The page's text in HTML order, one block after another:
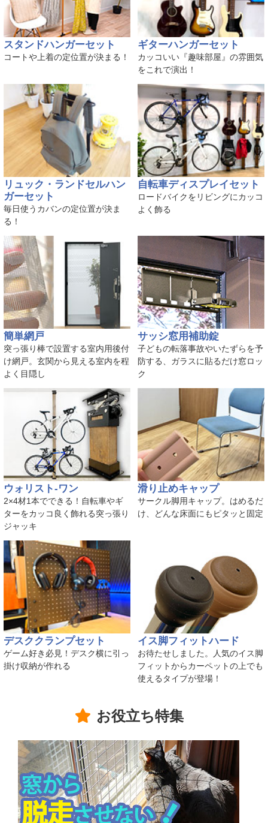
スタンドハンガーセット
コートや上着の定位置が決まる！
ギターハンガーセット
カッコいい『趣味部屋』の雰囲気
をこれで演出！
リュック・ランドセルハン
ガーセット
毎日使うカバンの定位置が決ま
る！
自転車ディスプレイセット
ロードバイクをリビングにカッコ
よく飾る
簡単網戸
突っ張り棒で設置する室内用後付
け網戸。玄関から見える室内を程
よく目隠し
サッシ窓用補助錠
子どもの転落事故やいたずらを予
防する、ガラスに貼るだけ窓ロッ
ク
ウォリスト-ワン
2×4材1本でできる！自転車やギ
ターをカッコ良く飾れる突っ張り
ジャッキ
滑り止めキャップ
サークル脚用キャップ。はめるだ
け、どんな床面にもピタッと固定
デスククランプセット
ゲーム好き必見！デスク横に引っ
掛け収納が作れる
イス脚フィットハード
お待たせしました。人気のイス脚
フィットからカーペットの上でも
使えるタイプが登場！
お役立ち特集